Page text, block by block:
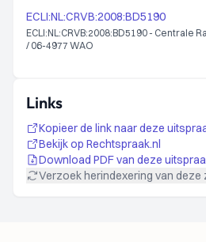
ECLI:NL:CRVB:2008:BD5190
ECLI:NL:CRVB:2008:BD5190 - Centrale
/ 06-4977 WAO
Links
Kopieer de link naar deze
Bekijk op Rechtspraak.nl
Download PDF van deze
Verzoek herindexering van deze